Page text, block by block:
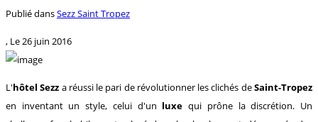
Publié dansSezz Saint Tropez
, Le26 juin 2016
L'hôtel Sezz a réussi le pari de révolutionner les clichés deSaint-Tropez
en inventant un style, celui d'un luxe qui prône la discrétion. Un